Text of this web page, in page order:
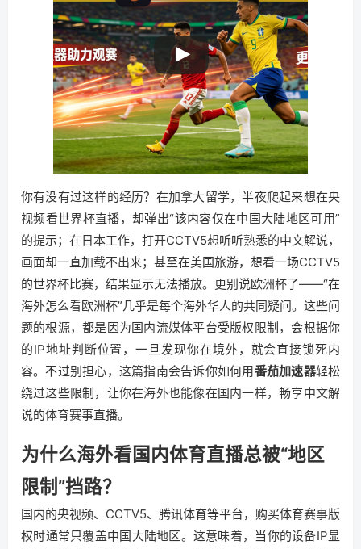
你有没有过这样的经历？在加拿大留学，半夜爬起来想在央
视频看世界杯直播，却弹出“该内容仅在中国大陆地区可用”
的提示；在日本工作，打开CCTV5想听听熟悉的中文解说，
画面却一直加载不出来；甚至在美国旅游，想看一场CCTV5
的世界杯比赛，结果显示无法播放。更别说欧洲杯了——“在
海外怎么看欧洲杯”几乎是每个海外华人的共同疑问。这些问
题的根源，都是因为国内流媒体平台受版权限制，会根据你
的IP地址判断位置，一旦发现你在境外，就会直接锁死内
容。不过别担心，这篇指南会告诉你如何用番茄加速器轻松
绕过这些限制，让你在海外也能像在国内一样，畅享中文解
说的体育赛事直播。
为什么海外看国内体育直播总被“地区
限制”挡路？
国内的央视频、CCTV5、腾讯体育等平台，购买体育赛事版
权时通常只覆盖中国大陆地区。这意味着，当你的设备IP显